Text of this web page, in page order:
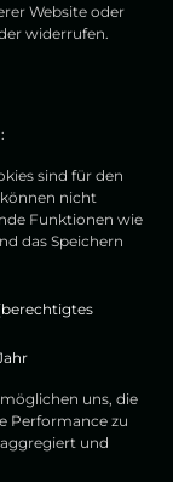
Website oder
widerrufen.
sind für den
nicht
Funktionen wie
das Speichern
uns, die
Performance zu
und